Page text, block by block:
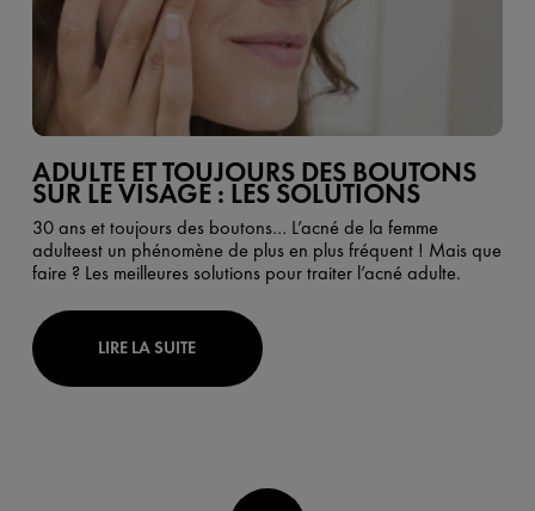
ADULTE ET TOUJOURS DES BOUTONS
SUR LE VISAGE : LES SOLUTIONS
30 ans et toujours des boutons… L’acné de la femme
adulteest un phénomène de plus en plus fréquent ! Mais que
faire ? Les meilleures solutions pour traiter l’acné adulte.
LIRE LA SUITE